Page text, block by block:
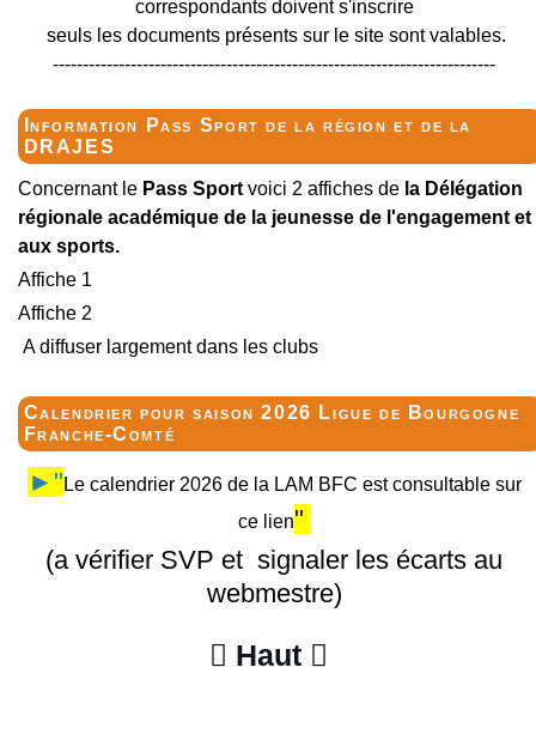
correspondants doivent s'inscrire
seuls les documents présents sur le site sont valables.
--------------------------------------------------------------------------
Information Pass Sport de la région et de la
DRAJES
Concernant lePass Sportvoici 2 affiches dela Délégation
régionale académique de la jeunesse de l'engagement et
aux sports.
Affiche 1
Affiche 2
A diffuser largement dans les clubs
Calendrier pour saison 2026 Ligue de Bourgogne
Franche-Comté
►" Le calendrier 2026 de la LAM BFC est consultable sur
ce lien"
(a vérifier SVP et signaler les écarts au
webmestre)
 Haut 